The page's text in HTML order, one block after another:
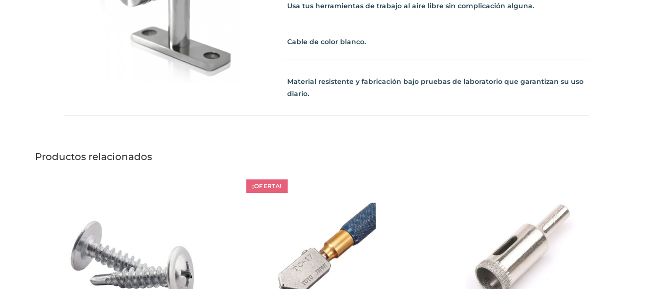
Usatus herramientas de trabajo al aire libre sin complicación alguna.
Cable de color blanco.
Material resistente y fabricación bajo pruebas de laboratorio que garantizan su
uso diario.
Productos relacionados
¡OFERTA!